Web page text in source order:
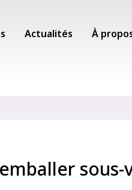
Actualités À
sous-